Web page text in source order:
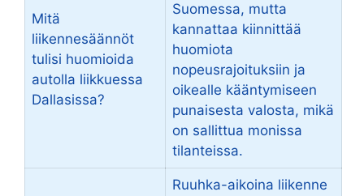
Mitä
liikennesäännöt
tulisi huomioida
autolla liikkuessa
Dallasissa?
Suomessa, mutta
kannattaa kiinnittää
huomiota
nopeusrajoituksiin ja
oikealle kääntymiseen
punaisesta valosta, mikä
on sallittua monissa
tilanteissa.
Ruuhka-aikoina liikenne